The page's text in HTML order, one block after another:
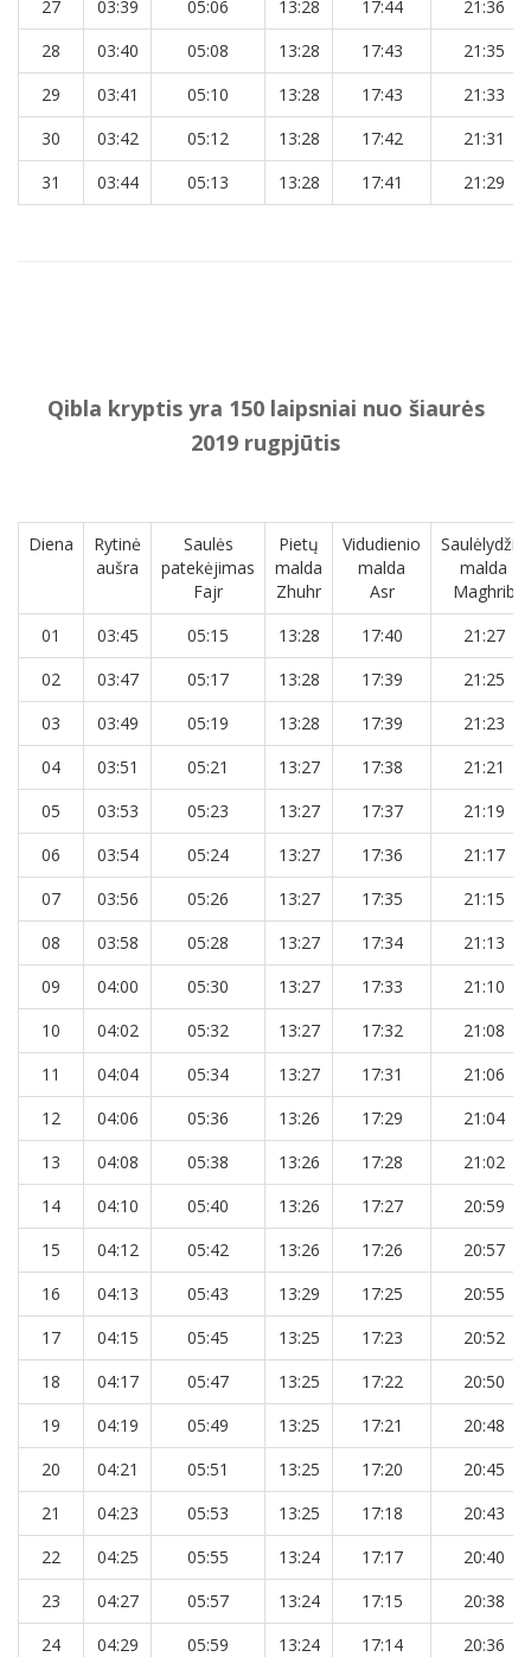
27 03:39 05:06 13:28 17:44
21:36
28
03:40 05:08 13:28 17:43
21:35
29
03:41 05:10 13:28 17:43
21:33
30
03:42 05:12 13:28 17:42
21:31
31
03:44 05:13 13:28 17:41 21:29
Qibla kryptis yra 150 laipsniai nuo šiaurės
2019 rugpjūtis
Diena
Rytinė
aušra
Saulės
patekėjimas
Fajr
Pietų
malda
Zhuhr
Vidudienio
malda
Asr
Saulėlydžio
malda
Maghrib
01
03:45 05:15 13:28 17:40
21:27
02
03:47 05:17 13:28 17:39
21:25
03
03:49 05:19 13:28 17:39
21:23
04
03:51 05:21 13:27 17:38
21:21
05
03:53 05:23 13:27 17:37
21:19
06
03:54 05:24 13:27 17:36
21:17
07
03:56 05:26 13:27 17:35
21:15
08
03:58 05:28 13:27 17:34
21:13
09
04:00 05:30 13:27 17:33
21:10
10
04:02 05:32 13:27 17:32
21:08
11
04:04 05:34 13:27 17:31
21:06
12
04:06 05:36 13:26 17:29
21:04
13
04:08 05:38 13:26 17:28
21:02
14
04:10 05:40 13:26 17:27
20:59
15
04:12 05:42 13:26 17:26
20:57
16
04:13 05:43 13:29 17:25
20:55
17
04:15 05:45 13:25 17:23
20:52
18
04:17 05:47 13:25 17:22
20:50
19
04:19 05:49 13:25 17:21
20:48
20
04:21 05:51 13:25 17:20
20:45
21
04:23 05:53 13:25 17:18
20:43
22
04:25 05:55 13:24 17:17
20:40
23
04:27 05:57 13:24 17:15
20:38
24
04:29 05:59 13:24 17:14
20:36